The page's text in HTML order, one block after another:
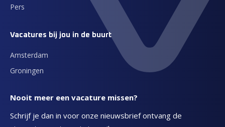
Pers
Vacatures bij jou in de buurt
Amsterdam
Groningen
Nooit meer een vacature missen?
Schrijf je dan in voor onze nieuwsbrief ontvang de